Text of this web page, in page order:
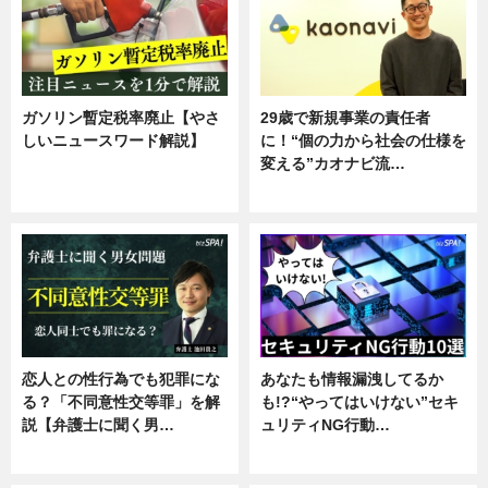
ガソリン暫定税率廃止【やさ
しいニュースワード解説】
29歳で新規事業の責任者
に！“個の力から社会の仕様を
変える”カオナビ流…
恋人との性行為でも犯罪にな
る？「不同意性交等罪」を解
説【弁護士に聞く男…
あなたも情報漏洩してるか
も!?“やってはいけない”セキ
ュリティNG行動…